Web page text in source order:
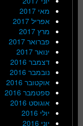
מאי 2017
אפריל 2017
מרץ 2017
פברואר 2017
ינואר 2017
דצמבר 2016
נובמבר 2016
אוקטובר 2016
ספטמבר 2016
אוגוסט 2016
יולי 2016
יוני 2016